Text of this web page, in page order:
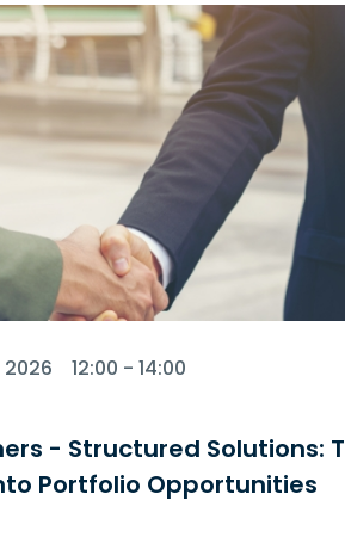
12:00 - 14:00
- Structured Solutions:
Portfolio Opportunities